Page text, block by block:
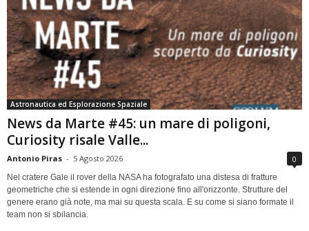
Astronautica ed Esplorazione Spaziale
News da Marte #45: un mare di poligoni,
Curiosity risale Valle...
Antonio Piras - 5 Agosto 2026 0
Nel cratere Gale il rover della NASA ha fotografato una distesa di fratture
geometriche che si estende in ogni direzione fino all'orizzonte. Strutture del
genere erano già note, ma mai su questa scala. E su come si siano formate il
team non si sbilancia.